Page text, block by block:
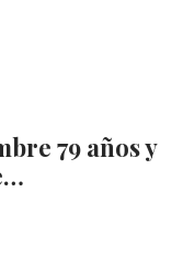
79 años y